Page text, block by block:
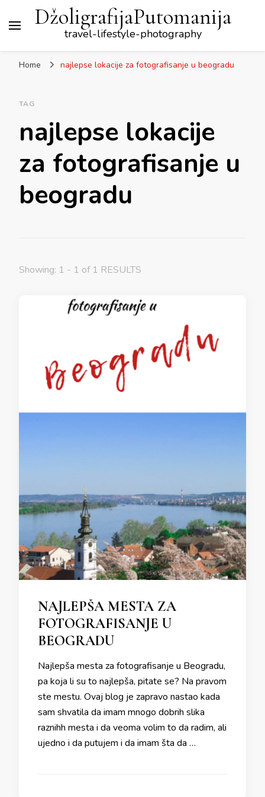
DžoligrafijaPutomanija
travel-lifestyle-photography
Home najlepse lokacije za fotografisanje u beogradu
TAG
najlepse lokacije
za fotografisanje u
beogradu
Showing: 1 - 1 of 1 RESULTS
NAJLEPŠA MESTA ZA
FOTOGRAFISANJE U
BEOGRADU
Najlepša mesta za fotografisanje u Beogradu,
pa koja li su to najlepša, pitate se? Na pravom
ste mestu. Ovaj blog je zapravo nastao kada
sam shvatila da imam mnogo dobrih slika
raznihh mesta i da veoma volim to da radim, ali
ujedno i da putujem i da imam šta da …